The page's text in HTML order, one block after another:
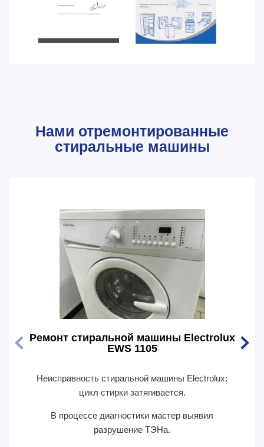
Нами отремонтированные
стиральные машины
Ремонт стиральной машины Electrolux
EWS 1105
Неисправность стиральной машины Electrolux:
цикл стирки затягивается.
В процессе диагностики мастер выявил
разрушение ТЭНа.